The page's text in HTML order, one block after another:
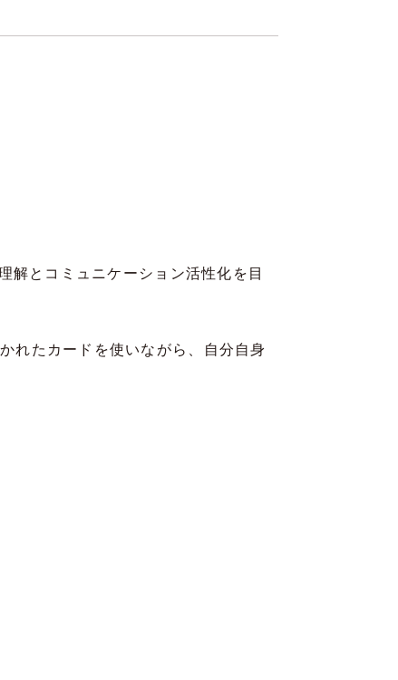
解とコミュニケーション活性化を目
れたカードを使いながら、自分自身